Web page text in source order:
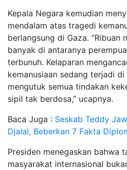
Kepala Negara kemudian
mendalam atas tragedi
berlangsung di Gaza. “Ribuan
banyak di antaranya
terbunuh. Kelaparan
kemanusiaan sedang terjadi
mengutuk semua tindakan
sipil tak berdosa,” ucapnya.
Baca Juga : Seskab Teddy
Djalal, Beberkan 7 Fakta
Presiden menegaskan bahwa
masyarakat internasional